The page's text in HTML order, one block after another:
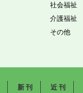
社会福祉
介護福祉
その他
新 刊 近 刊